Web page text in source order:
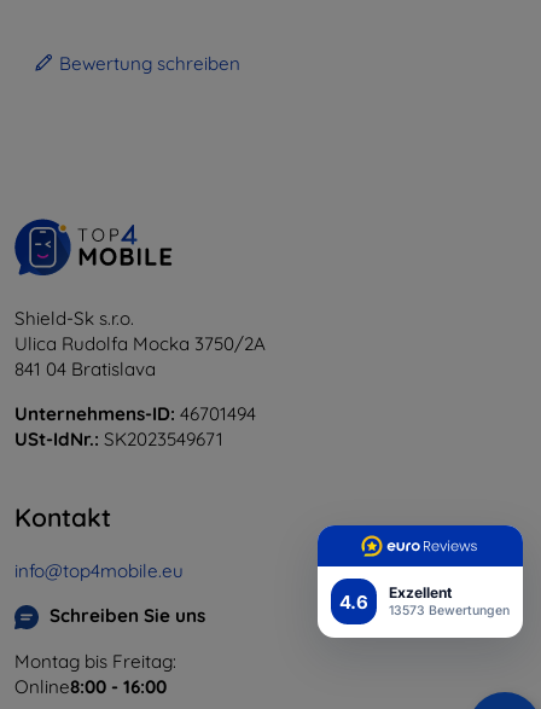
4.6 Exzellent
13573 Bewertungen
Bewertung schreiben
Shield-Sk s.r.o.
Ulica Rudolfa Mocka 3750/2A
841 04 Bratislava
Unternehmens-ID: 46701494
USt-IdNr.: SK2023549671
Kontakt
info@top4mobile.eu
Schreiben Sie uns
Montag bis Freitag:
Online8:00 - 16:00